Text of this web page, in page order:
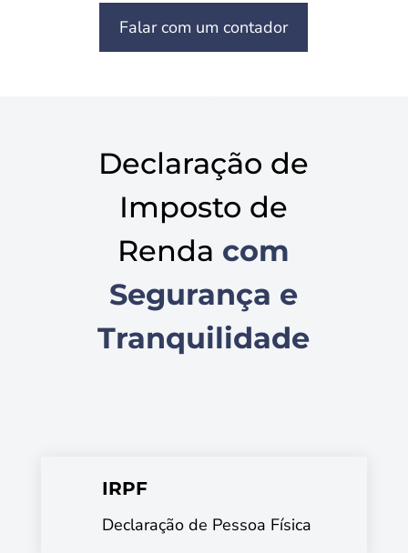
Falar com um contador
Declaração de
Imposto de
Renda com
Segurança e
Tranquilidade
IRPF
Declaração de Pessoa Física